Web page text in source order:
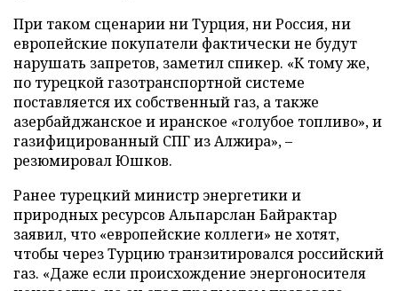
При таком сценарии ни Турция, ни Россия, ни
европейские покупатели фактически не будут
нарушать запретов, заметил спикер. «К тому же,
по турецкой газотранспортной системе
поставляется их собственный газ, а также
азербайджанское и иранское «голубое топливо», и
газифицированный СПГ из Алжира», –
резюмировал Юшков.
Ранее турецкий министр энергетики и
природных ресурсов Альпарслан Байрактар
заявил, что «европейские коллеги» не хотят,
чтобы через Турцию транзитировался российский
газ. «Даже если происхождение энергоносителя